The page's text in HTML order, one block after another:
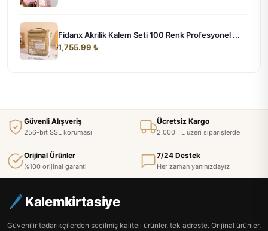
Fidanx Akrilik Kalem Seti 100 Renk Profesyonel ...
1,755.99 ₺
Güvenli Alışveriş
256-bit SSL koruması
Ücretsiz Kargo
2.000 TL üzeri siparişlerde
Orijinal Ürünler
%100 orijinal garanti
7/24 Destek
Her zaman yanınızdayız
Kalemkirtasiye
Güvenilir tedarikçilerden seçilmiş kaliteli ürünler, tek adreste. Orijinal ürünler,